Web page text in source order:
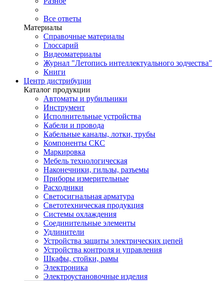
Все ответы
Материалы
Справочные материалы
Глоссарий
Видеоматериалы
Журнал "Летопись интеллектуального зодчества"
Книги
Центр дистрибуции
Каталог продукции
Автоматы и рубильники
Инструмент
Исполнительные устройства
Кабели и провода
Кабельные каналы, лотки, трубы
Компоненты СКС
Маркировка
Мебель технологическая
Наконечники, гильзы, разъемы
Приборы измерительные
Расходники
Светосигнальная арматура
Светотехническая продукция
Системы охлаждения
Соединительные элементы
Удлинители
Устройства защиты электрических цепей
Устройства контроля и управления
Шкафы, стойки, рамы
Электроника
Электроустановочные изделия